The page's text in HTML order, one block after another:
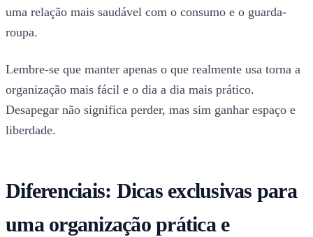
uma relação mais saudável com o consumo e o guarda-
roupa.
Lembre-se que manter apenas o que realmente usa torna a
organização mais fácil e o dia a dia mais prático.
Desapegar não significa perder, mas sim ganhar espaço e
liberdade.
Diferenciais: Dicas exclusivas para
uma organização prática e